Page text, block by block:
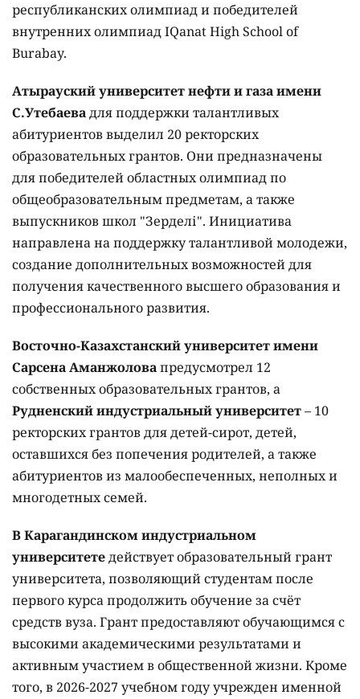
республиканских олимпиад и победителей
внутренних олимпиад IQanat High School of
Burabay.
Атырауский университет нефти и газа имени
С.Утебаевадля поддержки талантливых
абитуриентов выделил 20 ректорских
образовательных грантов. Они предназначены
для победителей областных олимпиад по
общеобразовательным предметам, а также
выпускников школ "Зерделі". Инициатива
направлена на поддержку талантливой молодежи,
создание дополнительных возможностей для
получения качественного высшего образования и
профессионального развития.
Восточно-Казахстанский университет имени
Сарсена Аманжоловапредусмотрел 12
собственных образовательных грантов, а
Рудненский индустриальный университет– 10
ректорских грантов для детей-сирот, детей,
оставшихся без попечения родителей, а также
абитуриентов из малообеспеченных, неполных и
многодетных семей.
В Карагандинском индустриальном
университетедействует образовательный грант
университета, позволяющий студентам после
первого курса продолжить обучение за счёт
средств вуза. Грант предоставляют обучающимся с
высокими академическими результатами и
активным участием в общественной жизни. Кроме
того, в 2026-2027 учебном году учрежден именной